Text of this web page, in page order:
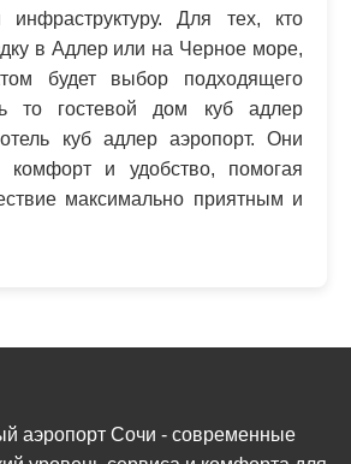
Для тех, кто
в Адлер или на Черное море,
будет выбор подходящего
то гостевой дом куб адлер
куб адлер аэропорт. Они
комфорт и удобство, помогая
максимально приятным и
аэропорт Сочи - современные